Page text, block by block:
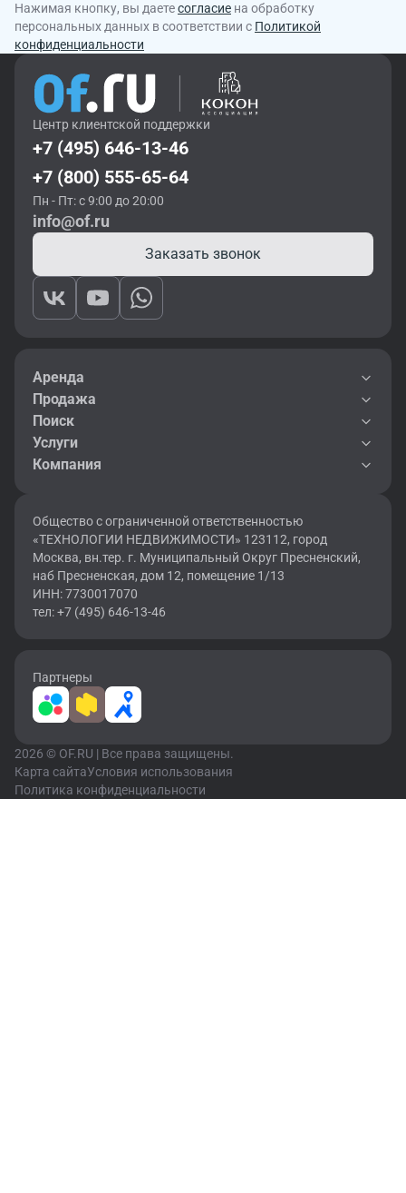
Нажимая кнопку, вы даетесогласие на обработку
персональных данных в соответствии с Политикой
конфиденциальности
Центр клиентской поддержки
+7 (495) 646-13-46
+7 (800) 555-65-64
Пн - Пт: с 9:00 до 20:00
info@of.ru
Заказать звонок
Аренда
Продажа
Поиск
Услуги
Компания
Общество с ограниченной ответственностью
«ТЕХНОЛОГИИ НЕДВИЖИМОСТИ» 123112, город
Москва, вн.тер. г. Муниципальный Округ Пресненский,
наб Пресненская, дом 12, помещение 1/13
ИНН: 7730017070
тел: +7 (495) 646-13-46
Партнеры
2026 © OF.RU | Все права защищены.
Карта сайтаУсловия использования
Политика конфиденциальности